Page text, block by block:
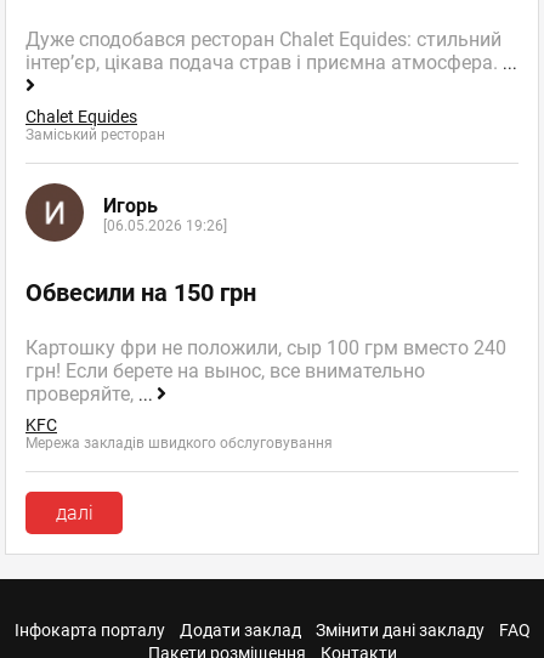
Дуже сподобався ресторан Chalet Equides: стильний
інтер’єр, цікава подача страв і приємна атмосфера. ...
Chalet Equides
Заміський ресторан
Игорь
[06.05.2026 19:26]
Обвесили на 150 грн
Картошку фри не положили, сыр 100 грм вместо 240
грн! Если берете на вынос, все внимательно
проверяйте, ...
KFC
Мережа закладів швидкого обслуговування
далі
Інфокарта порталу Додати заклад Змінити дані закладу
FAQ
Пакети розміщення
Контакти